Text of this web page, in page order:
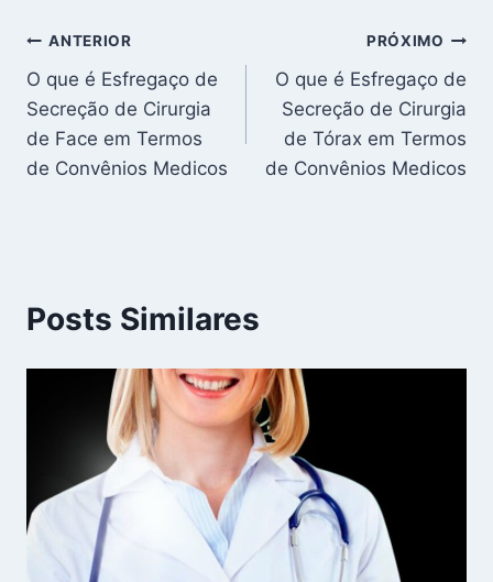
Navegação
de
Post
ANTERIOR
O que é Esfregaço de
Secreção de Cirurgia
de Face em Termos
de Convênios Medicos
PRÓXIMO
O que é Esfregaço de
Secreção de Cirurgia
de Tórax em Termos
de Convênios Medicos
Posts Similares